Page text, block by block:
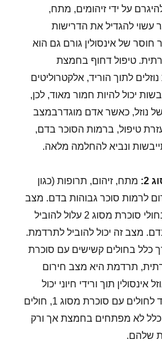
על ידי זיהומים, מתח,
עשוי להגדיל את הדרישות
חוסר של אינסולין גורם גם הוא
טיפול דחוף בחמצת
לתוך הוריד, אלקטרוליטים
יכול להיות חמור מאוד, לכן,
7 ליטרים של נוזל, כאשר אדם מוגדרבמצב
טיפול, ברמות הסוכר בדם,
ונביא להחלמה מלאה.
2
: מתח, זיהום, תרופות (כגון
לרמות סוכר גבוהות בדם. מצב
של התייבשות חמורה בחולי סוכרת מסוג 2 עלול להוביל
מצב זה יכול להוביל לתרדמת.
בחולים קשישים עם סוכרת
תרדמת היא מצב חירום
אינסולין תוך ורידי חיוני יכול
להפוך את המצב. בניגוד לחולים עם סוכרת מסוג 1, חולים
סוג 2 בדרך כלל לא מפתחים בחמצת אך ורק
שלהם.